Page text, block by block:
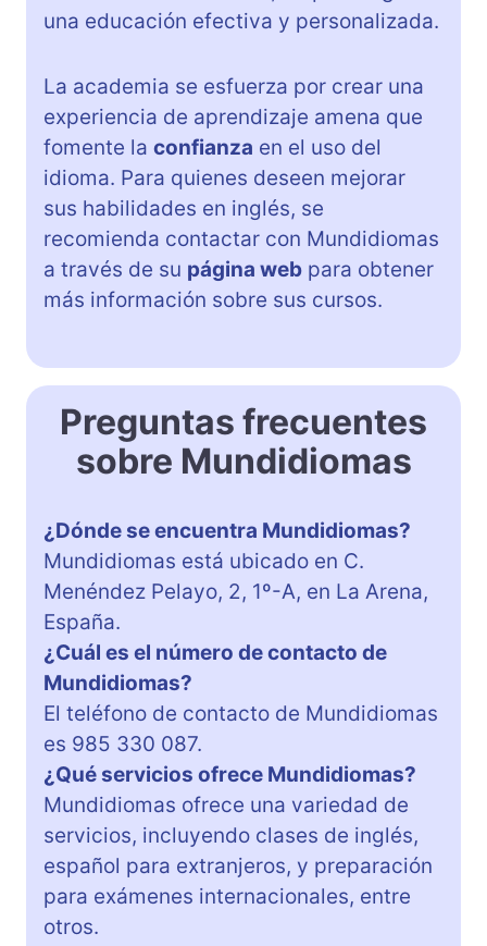
una educación efectiva y personalizada.
La academia se esfuerza por crear una
experiencia de aprendizaje amena que
fomente la confianza en el uso del
idioma. Para quienes deseen mejorar
sus habilidades en inglés, se
recomienda contactar con Mundidiomas
a través de su página web para obtener
más información sobre sus cursos.
Preguntas frecuentes
sobre Mundidiomas
¿Dónde se encuentra Mundidiomas?
Mundidiomas está ubicado en C.
Menéndez Pelayo, 2, 1º-A, en La Arena,
España.
¿Cuál es el número de contacto de
Mundidiomas?
El teléfono de contacto de Mundidiomas
es 985 330 087.
¿Qué servicios ofrece Mundidiomas?
Mundidiomas ofrece una variedad de
servicios, incluyendo clases de inglés,
español para extranjeros, y preparación
para exámenes internacionales, entre
otros.